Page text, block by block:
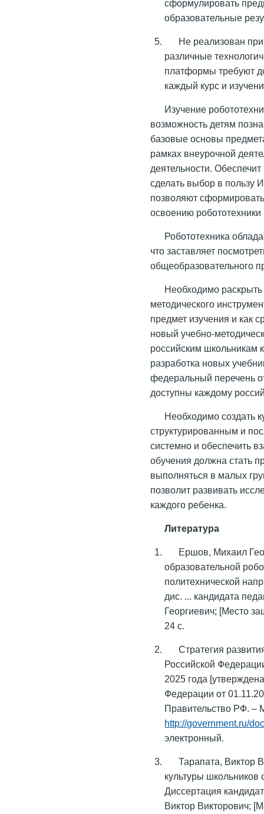
сформулировать
образовательные
Не реализован
различные
платформы требуют
каждый курс и
Изучение
возможность детям
базовые основы
рамках внеурочной
деятельности.
сделать выбор в пользу
позволяют
освоению
Робототехника
что заставляет
общеобразовательного
Необходимо раскрыть
методического
предмет изучения и как
новый учебно-
российским школьникам
разработка новых
федеральный перечень
доступны каждому
Необходимо создать
структурированным и
системно и обеспечить
обучения должна стать
выполняться в малых
позволит развивать
каждого ребенка.
Литература
Ершов, Михаил
образовательной
политехнической
дис. ... кандидата
Георгиевич; [Место
24 с.
Стратегия
Российской
2025 года
Федерации от
Правительство РФ. –
http://government.ru/
электронный.
Тарапата, Виктор
культуры школьников
Диссертация
Виктор Викторович;